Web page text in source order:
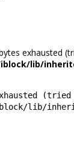
exhausted
lib/
lib/